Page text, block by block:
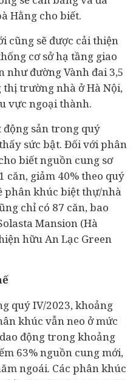
Hằng cho biết.
cũng sẽ được cải thiện
cơ sở hạ tầng giao
như đường Vành đai 3,5
thị trường nhà ở Hà Nội,
vực ngoại thành.
sản trong quý
sức bật. Đối với phân
biết nguồn cung sơ
căn, giảm 40% theo quý
phân khúc biệt thự/nhà
chỉ có 87 căn, bao
Mansion (Hà
hữu An Lạc Green
quý IV/2023, khoảng
khúc vẫn neo ở mức
động trong khoảng
63% nguồn cung mới,
ngoái. Các phân khúc